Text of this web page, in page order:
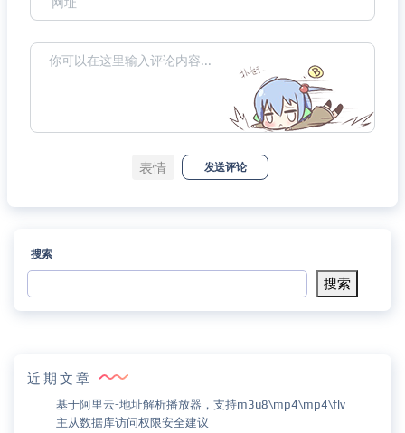
表情 发送评论
搜索
搜索
近期文章
基于阿里云-地址解析播放器，支持m3u8\mp4\mp4\flv
主从数据库访问权限安全建议